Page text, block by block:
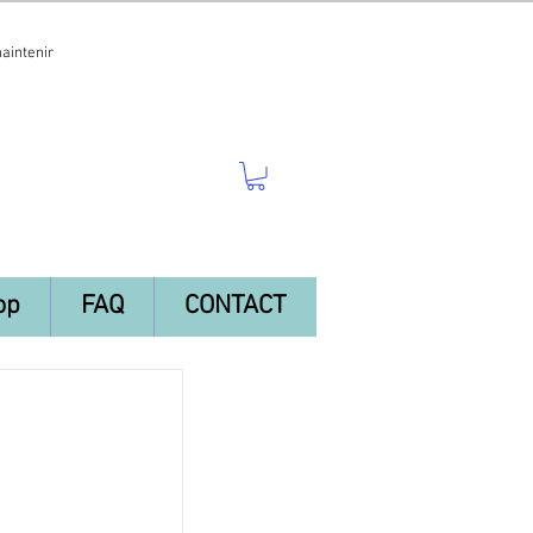
FAQ CONTACT